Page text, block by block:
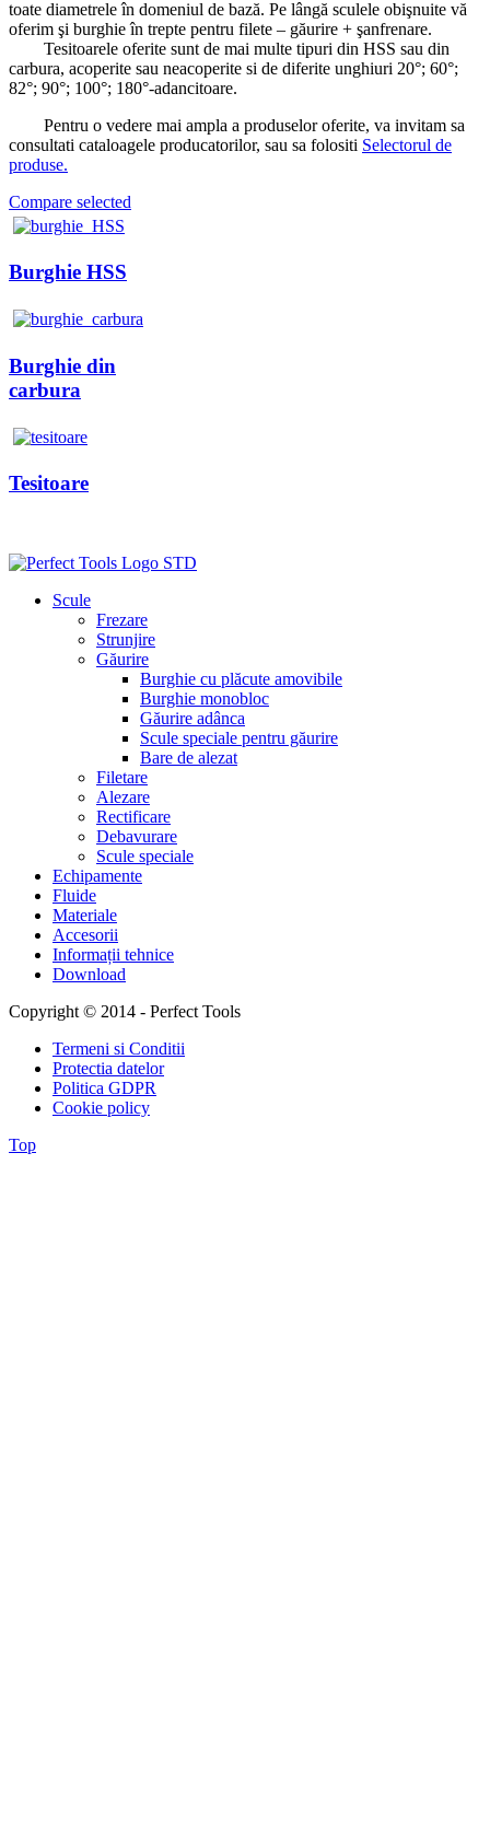
toate diametrele în domeniul de bază. Pe lângă sculele obişnuite vă
oferim şi burghie în trepte pentru filete – găurire + şanfrenare.
Tesitoarele oferite sunt de mai multe tipuri din HSS sau din
carbura, acoperite sau neacoperite si de diferite unghiuri 20°; 60°;
82°; 90°; 100°; 180°-adancitoare.
Pentru o vedere mai ampla a produselor oferite, va invitam sa
consultati cataloagele producatorilor, sau sa folositi Selectorul de
produse.
Compare selected
Burghie HSS
Burghie din
carbura
Tesitoare
Scule
Frezare
Strunjire
Găurire
Burghie cu plăcute amovibile
Burghie monobloc
Găurire adânca
Scule speciale pentru găurire
Bare de alezat
Filetare
Alezare
Rectificare
Debavurare
Scule speciale
Echipamente
Fluide
Materiale
Accesorii
Informații tehnice
Download
Copyright © 2014 - Perfect Tools
Termeni si Conditii
Protectia datelor
Politica GDPR
Cookie policy
Top